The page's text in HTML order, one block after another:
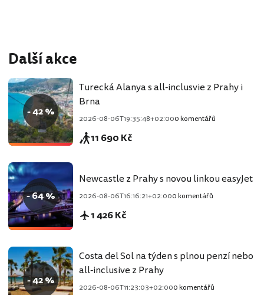
Další akce
- 42 %
Turecká Alanya s all-inclusvie z Prahy i
Brna
2026-08-06T19:35:48+02:000 komentářů
11 690 Kč
- 64 %
Newcastle z Prahy s novou linkou easyJet
2026-08-06T16:16:21+02:000 komentářů
1 426 Kč
- 42 %
Costa del Sol na týden s plnou penzí nebo
all-inclusive z Prahy
2026-08-06T11:23:03+02:000 komentářů